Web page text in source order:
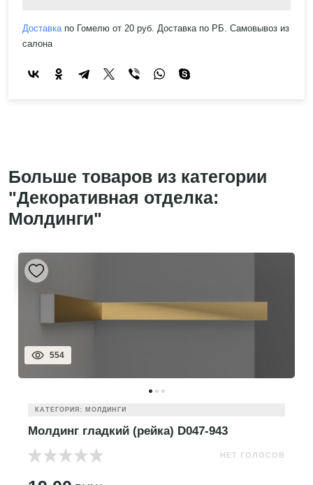
Доставкапо Гомелю от 20 руб. Доставка по РБ. Самовывоз из
салона
Больше товаров из категории
"Декоративная отделка:
Молдинги"
554
КАТЕГОРИЯ: МОЛДИНГИ
Молдинг гладкий (рейка) D047-943
НЕТ ГОЛОСОВ